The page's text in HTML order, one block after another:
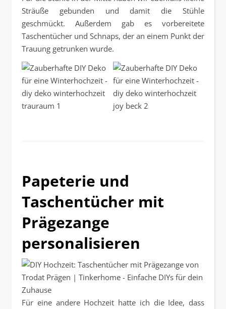
Sträuße gebunden und damit die Stühle
geschmückt. Außerdem gab es vorbereitete
Taschentücher und Schnaps, der an einem Punkt der
Trauung getrunken wurde.
Pa­pe­te­rie und
Taschentücher mit
Prägezange
personalisieren
Für eine andere Hochzeit hatte ich die Idee, dass